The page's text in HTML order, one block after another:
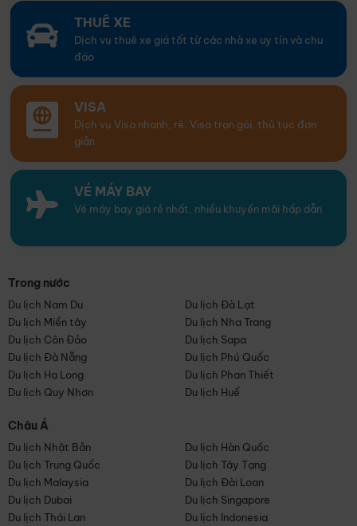
THUÊ XE
Dịch vụ thuê xe giá tốt từ các nhà xe uy tín và chu
đáo
VISA
Dịch vụ Visa nhanh, rẻ. Visa trọn gói, thủ tục đơn
giản
VÉ MÁY BAY
Vé máy bay giá rẻ nhất, nhiều khuyến mãi hấp dẫn
Trong nước
Du lịch Nam Du
Du lịch Đà Lạt
Du lịch Miền tây
Du lịch Nha Trang
Du lịch Côn Đảo
Du lịch Sapa
Du lịch Đà Nẵng
Du lịch Phú Quốc
Du lịch Hạ Long
Du lịch Phan Thiết
Du lịch Quy Nhơn
Du lịch Huế
Châu Á
Du lịch Nhật Bản
Du lịch Hàn Quốc
Du lịch Trung Quốc
Du lịch Tây Tạng
Du lịch Malaysia
Du lịch Đài Loan
Du lịch Dubai
Du lịch Singapore
Du lịch Thái Lan
Du lịch Indonesia